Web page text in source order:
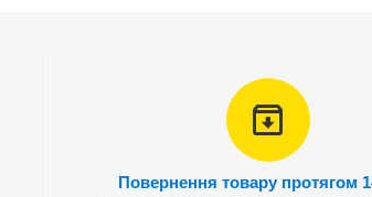
велику кількість предметів. Великі
косметики чи документів.
Повернення товару протягом